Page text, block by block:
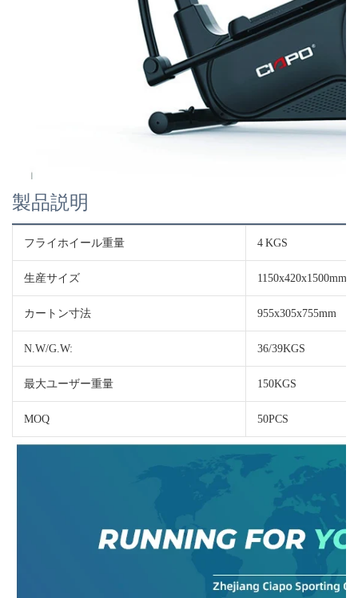
製品説明
フライホイール重量 4 KGS
生産サイズ 1150x420x1500mm
カートン寸法 955x305x755mm
N.W/G.W: 36/39KGS
最大ユーザー重量 150KGS
MOQ 50PCS